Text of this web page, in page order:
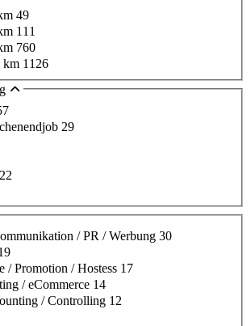
49
111
760
km 1126
29
22
/ PR / Werbung 30
/ Promotion / Hostess 17
/ eCommerce 14
/ Controlling 12